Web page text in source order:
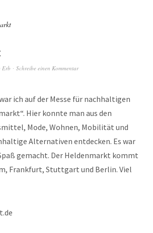
Erb Schreibe einen Kommentar
ich auf der Messe für nachhaltigen
Hier konnte man aus den
Mode, Wohnen, Mobilität und
Alternativen entdecken. Es war
gemacht. Der Heldenmarkt kommt
Frankfurt, Stuttgart und Berlin. Viel